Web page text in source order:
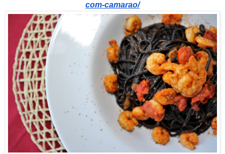
com-camarao/